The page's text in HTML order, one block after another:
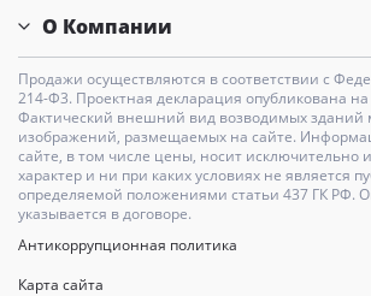
О Компании
Продажи осуществляются в соответствии с
214-Ф3. Проектная декларация опубликована на
Фактический внешний вид возводимых зданий
изображений, размещаемых на сайте.
сайте, в том числе цены, носит
характер и ни при каких условиях не является
определяемой положениями статьи 437 ГК РФ.
указывается в договоре.
Антикоррупционная политика
Карта сайта